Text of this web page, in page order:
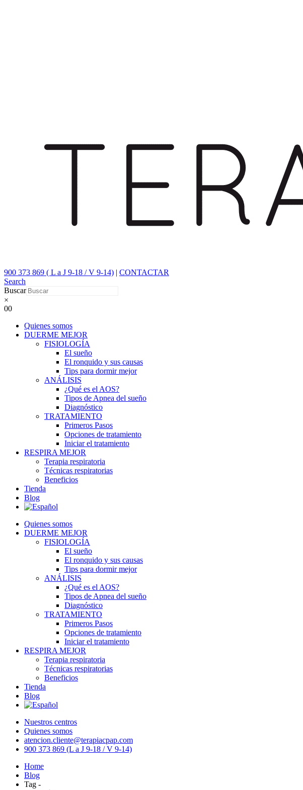
900 373 869 ( L a J 9-18 / V 9-14) | CONTACTAR
Search
Buscar
×
00
Quienes somos
DUERME MEJOR
FISIOLOGÍA
El sueño
El ronquido y sus causas
Tips para dormir mejor
ANÁLISIS
¿Qué es el AOS?
Tipos de Apnea del sueño
Diagnóstico
TRATAMIENTO
Primeros Pasos
Opciones de tratamiento
Iniciar el tratamiento
RESPIRA MEJOR
Terapia respiratoria
Técnicas respiratorias
Beneficios
Tienda
Blog
Quienes somos
DUERME MEJOR
FISIOLOGÍA
El sueño
El ronquido y sus causas
Tips para dormir mejor
ANÁLISIS
¿Qué es el AOS?
Tipos de Apnea del sueño
Diagnóstico
TRATAMIENTO
Primeros Pasos
Opciones de tratamiento
Iniciar el tratamiento
RESPIRA MEJOR
Terapia respiratoria
Técnicas respiratorias
Beneficios
Tienda
Blog
Nuestros centros
Quienes somos
atencion.cliente@terapiacpap.com
900 373 869 (L a J 9-18 / V 9-14)
Home
Blog
Tag -